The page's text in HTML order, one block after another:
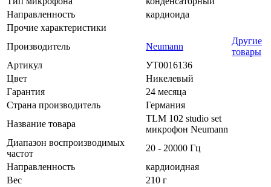
Направленность
кардиоида
Прочие характеристики
Производитель
Neumann
Другие
товары
Артикул
УТ0016136
Цвет
Никелевый
Гарантия
24 месяца
Страна производитель
Германия
Название товара
TLM 102 studio set
микрофон Neumann
Диапазон воспроизводимых
частот
20 - 20000 Гц
Направленность
кардиоидная
Вес
210 г